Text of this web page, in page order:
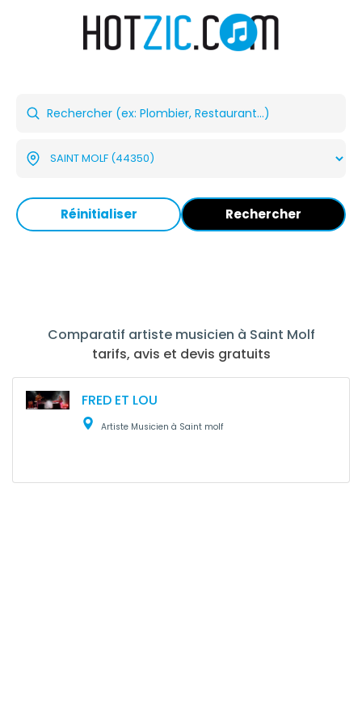
Réinitialiser Rechercher
Comparatif artiste musicien à Saint Molf
tarifs, avis et devis gratuits
FRED ET LOU
Artiste Musicien à Saint molf